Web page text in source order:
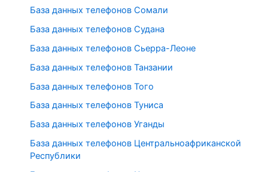
База данных телефонов Сомали
База данных телефонов Судана
База данных телефонов Сьерра-Леоне
База данных телефонов Танзании
База данных телефонов Того
База данных телефонов Туниса
База данных телефонов Уганды
База данных телефонов Центральноафриканской
Республики